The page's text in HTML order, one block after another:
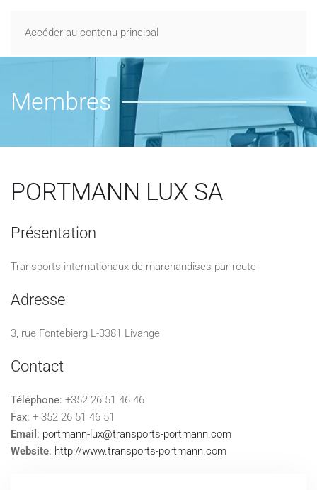
Accéder au contenu principal
Membres
PORTMANN LUX SA
Présentation
Transports internationaux de marchandises par route
Adresse
3, rue Fontebierg L-3381 Livange
Contact
Téléphone: +352 26 51 46 46
Fax: + 352 26 51 46 51
Email : portmann-lux@transports-portmann.com
Website: http://www.transports-portmann.com